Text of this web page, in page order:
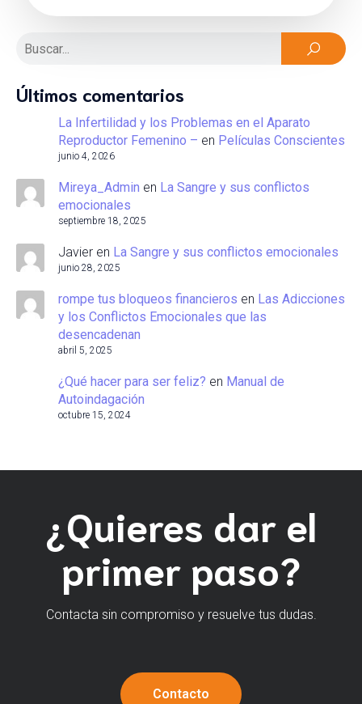
Últimos comentarios
La Infertilidad y los Problemas en el Aparato
Reproductor Femenino – en Películas Conscientes
junio 4, 2026
Mireya_Admin en La Sangre y sus conflictos
emocionales
septiembre 18, 2025
Javier en La Sangre y sus conflictos emocionales
junio 28, 2025
rompe tus bloqueos financieros en Las Adicciones
y los Conflictos Emocionales que las
desencadenan
abril 5, 2025
¿Qué hacer para ser feliz? en Manual de
Autoindagación
octubre 15, 2024
¿Quieres dar el
primer paso?
Contacta sin compromiso y resuelve tus dudas.
Contacto